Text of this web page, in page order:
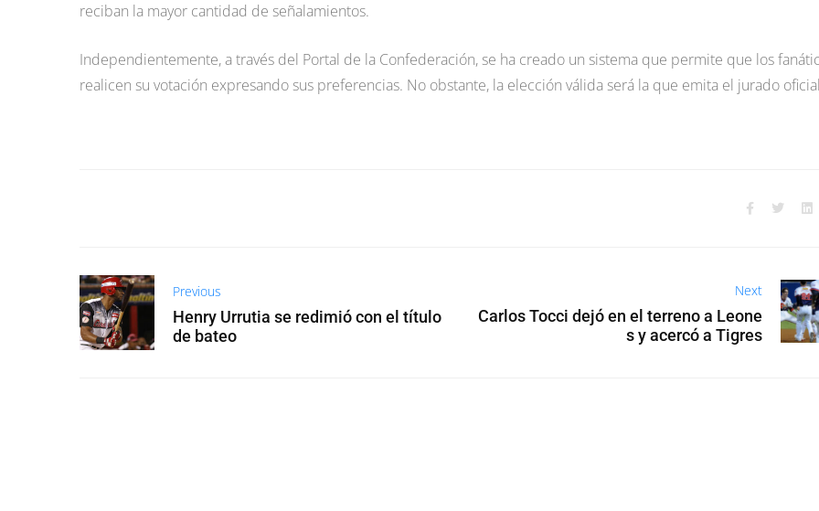
reciban la mayor cantidad de señalamientos.
Independientemente, a través del Portal de la Confederación, se ha creado un sistema que permite que los
realicen su votación expresando sus preferencias. No obstante, la elección válida será la que emita el jurado
Previous
Henry Urrutia se redimió con el título
de bateo
Next
Carlos Tocci dejó en el terreno a Leone
s y acercó a Tigres